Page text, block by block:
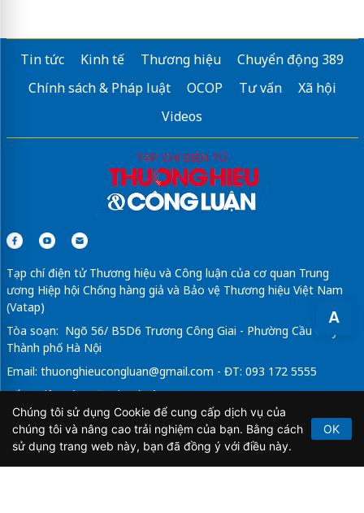
A
Tin tức Kinh tế Thương hiệu
Chuyển động 389
Chính sách & Pháp luật
OCOP Tư vấn
Xã hội
Videos
Tạp chí điện tử Thương hiệu và Công luận của cơ quan Trung
ương Hiệp hội Chống hàng giả và Bảo vệ Thương hiệu Việt Nam
(Vatap)
Tòa soạn: Ngõ 56/ B5D6 Trương Công Giai - Phường Cầu Giấy -
Thành phố Hà Nội
Email: thuonghieucongluan@gmail.com - ĐT: 093 172 5555
Tổng Biên Tập: Vũ Đức Thuận
Giấy phép hoạt động báo chí điện tử số 64/GP-BTTTT do Bộ
Thông tin và Truyền thông cấp ngày 21/2/2020.
Chúng tôi sử dụng Cookie để cung cấp dịch vụ của
chúng tôi và nâng cao trải nghiệm của bạn. Bằng cách
sử dụng trang web này, bạn đã đồng ý với điều này.
OK